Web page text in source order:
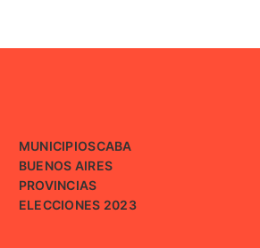
MUNICIPIOSCABA
BUENOS AIRES
PROVINCIAS
ELECCIONES 2023